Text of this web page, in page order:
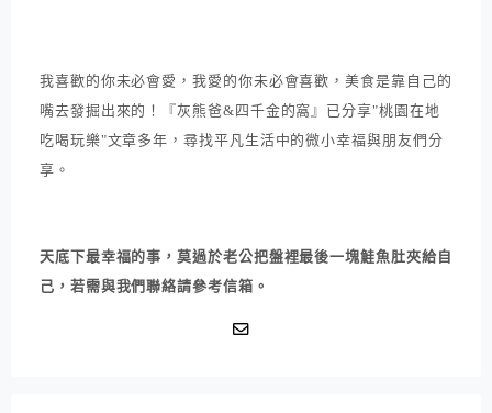
我喜歡的你未必會愛，我愛的你未必會喜歡，美食是靠自己的
嘴去發掘出來的！『灰熊爸&四千金的窩』已分享"桃園在地
吃喝玩樂"文章多年，尋找平凡生活中的微小幸福與朋友們分
享。
天底下最幸福的事，莫過於老公把盤裡最後一塊鮭魚肚夾給自
己，若需與我們聯絡請參考信箱。